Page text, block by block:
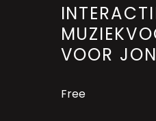
VOOR
Free